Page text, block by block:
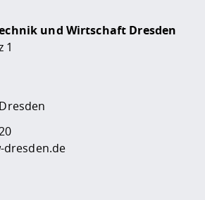
und Wirtschaft Dresden
1